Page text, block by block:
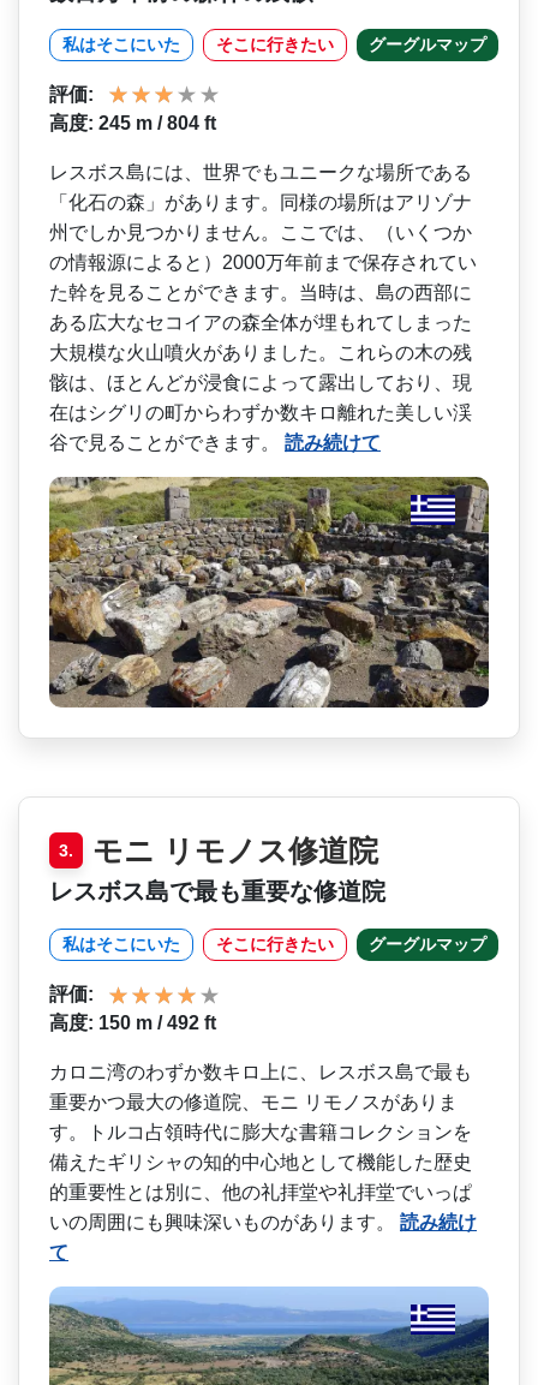
私はそこにいた そこに行きたい グーグルマップ
評価:
高度: 245 m / 804 ft
レスボス島には、世界でもユ­ニークな場所である
「化石の森」があります。同様の­場所はアリゾナ
州でしか見つかりません。ここでは、­（いくつか
の情報源によると）2000万年前まで保­存されてい
た幹を見ることができます。当時は、島の­西部に
ある広大なセコイアの森全体が埋もれてしまっ­た
大規模な火山噴火がありました。これらの木の残
骸­は、ほとんどが浸食によって露出しており、現
在はシ­グリの町からわずか数キロ離れた美しい渓
谷で見るこ­とができます。 読み続けて
3. モニ リモノス修道院
レスボス島で最も重要な修道院
私はそこにいた そこに行きたい グーグルマップ
評価:
高度: 150 m / 492 ft
カロニ湾のわずか数キロ上に­、レスボス島で最も
重要かつ最大の修道院、モニ リモノスがありま
す。トルコ­占領時代に膨大な書籍コレクションを
備えたギリシャ­の知的中心地として機能した歴史
的重要性とは別に、­他の礼拝堂や礼拝堂でいっぱ
いの周囲にも興味深いも­のがあります。 読み続け
て